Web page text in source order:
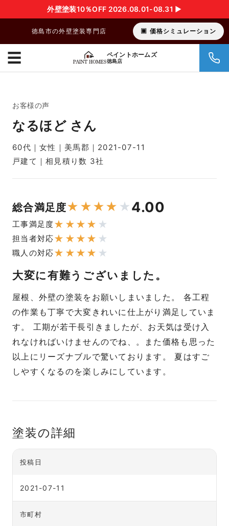
外壁塗装10％OFF 2026.08.01-08.31 ▶︎
徳島市の外壁塗装専門店 価格シミュレーション
ペイントホームズ
徳島店
☰
お客様の声
なるほど さん
60代｜女性｜美馬郡｜2021-07-11
戸建て｜相見積り数 3社
総合満足度★ ★★★ ★ 4.00
工事満足度★ ★ ★ ★ ★
担当者対応★ ★ ★ ★ ★
職人の対応★ ★ ★ ★ ★
大変に有難うございました。
屋根、外壁の塗装をお願いしまいました。 各工程
の作業も丁寧で大変きれいに仕上がり満足していま
す。 工期が若干長引きましたが、お天気は受け入
れなければいけませんのでね、。また価格も思った
以上にリーズナブルで驚いております。 夏はすご
しやすくなるのを楽しみにしています。
塗装の詳細
投稿日
2021-07-11
市町村